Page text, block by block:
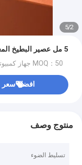
2
/
5
5 مل عصير البطيخ المعبأ مسبقًا Vape 1500 puff
MOQ：50 جهاز كمبيوتر شخصى
افضل سعر
منتوج وصف
تسليط الضوء